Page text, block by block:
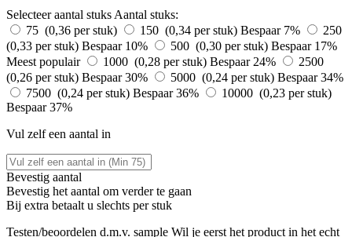
Selecteer aantal stuks Aantal stuks:
75 (0,36 per stuk)
150 (0,34 per stuk) Bespaar 7%
250
(0,33 per stuk) Bespaar 10% 500 (0,30 per stuk) Bespaar 17%
Meest populair
1000 (0,28 per stuk) Bespaar 24%
2500
(0,26 per stuk) Bespaar 30% 5000 (0,24 per stuk) Bespaar 34%
7500 (0,24 per stuk) Bespaar 36%
10000 (0,23 per stuk)
Bespaar 37%
Vul zelf een aantal in
Bevestig aantal
Bevestig het aantal om verder te gaan
Bij extra betaalt u slechts per stuk
Testen/beoordelen d.m.v. sample Wil je eerst het product in het echt